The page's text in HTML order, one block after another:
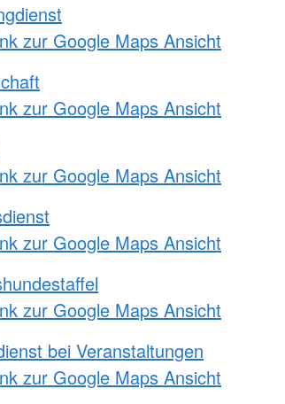
zur Google Maps Ansicht
zur Google Maps Ansicht
zur Google Maps Ansicht
zur Google Maps Ansicht
zur Google Maps Ansicht
bei Veranstaltungen
zur Google Maps Ansicht